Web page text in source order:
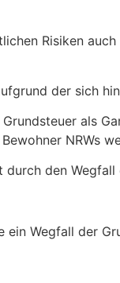
Risiken
der sich
als
NRWs
den Wegfall
ein Wegfall der